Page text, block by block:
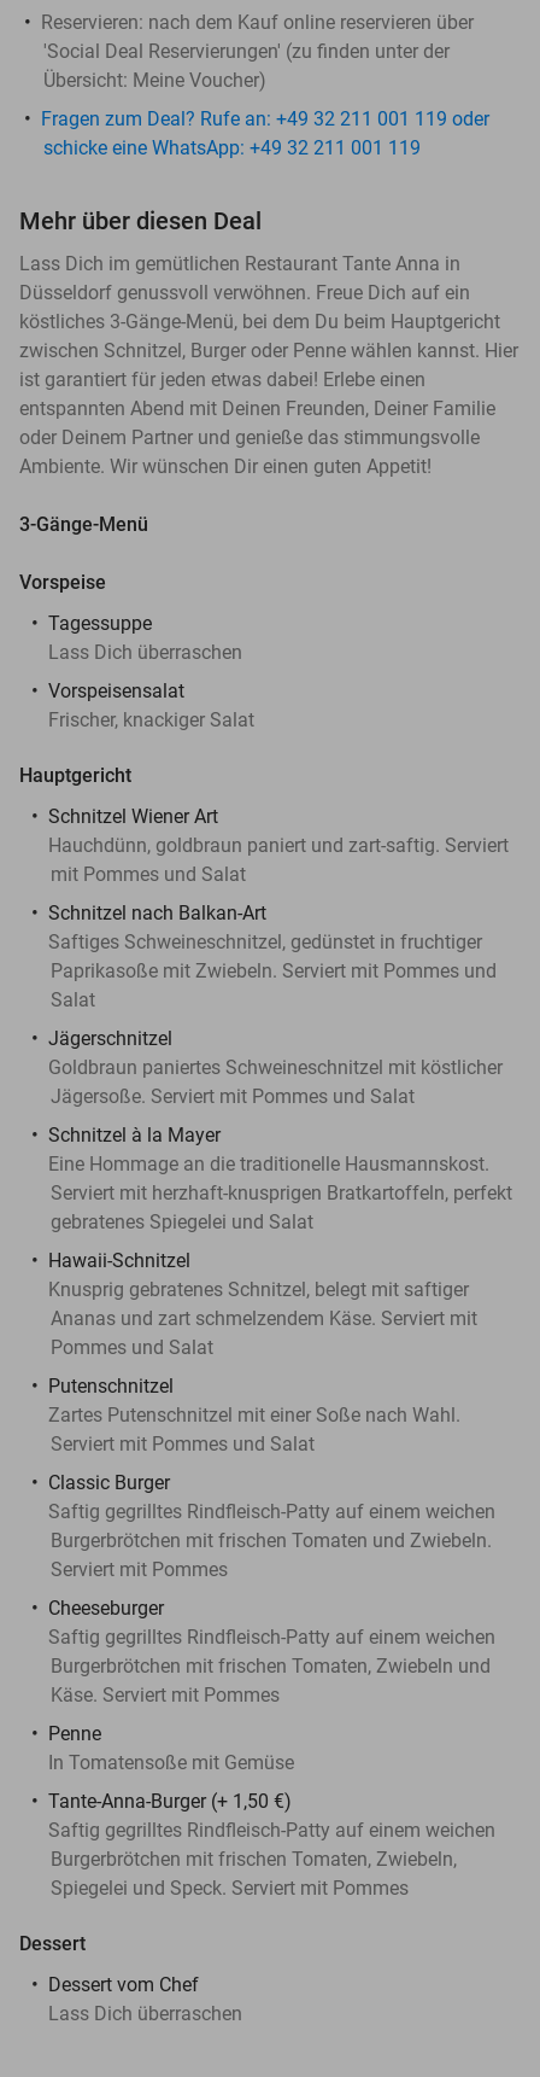
Reservieren: nach dem Kauf online reservieren über
'Social Deal Reservierungen' (zu finden unter der
Übersicht: Meine Voucher)
Fragen zum Deal? Rufe an: +49 32 211 001 119 oder
schicke eine WhatsApp: +49 32 211 001 119
Mehr über diesen Deal
Lass Dich im gemütlichen Restaurant Tante Anna in
Düsseldorf genussvoll verwöhnen. Freue Dich auf ein
köstliches 3-Gänge-Menü, bei dem Du beim Hauptgericht
zwischen Schnitzel, Burger oder Penne wählen kannst. Hier
ist garantiert für jeden etwas dabei! Erlebe einen
entspannten Abend mit Deinen Freunden, Deiner Familie
oder Deinem Partner und genieße das stimmungsvolle
Ambiente. Wir wünschen Dir einen guten Appetit!
3-Gänge-Menü
Vorspeise
Tagessuppe
Lass Dich überraschen
Vorspeisensalat
Frischer, knackiger Salat
Hauptgericht
Schnitzel Wiener Art
Hauchdünn, goldbraun paniert und zart-saftig. Serviert
mit Pommes und Salat
Schnitzel nach Balkan-Art
Saftiges Schweineschnitzel, gedünstet in fruchtiger
Paprikasoße mit Zwiebeln. Serviert mit Pommes und
Salat
Jägerschnitzel
Goldbraun paniertes Schweineschnitzel mit köstlicher
Jägersoße. Serviert mit Pommes und Salat
Schnitzel à la Mayer
Eine Hommage an die traditionelle Hausmannskost.
Serviert mit herzhaft-knusprigen Bratkartoffeln, perfekt
gebratenes Spiegelei und Salat
Hawaii-Schnitzel
Knusprig gebratenes Schnitzel, belegt mit saftiger
Ananas und zart schmelzendem Käse. Serviert mit
Pommes und Salat
Putenschnitzel
Zartes Putenschnitzel mit einer Soße nach Wahl.
Serviert mit Pommes und Salat
Classic Burger
Saftig gegrilltes Rindfleisch-Patty auf einem weichen
Burgerbrötchen mit frischen Tomaten und Zwiebeln.
Serviert mit Pommes
Cheeseburger
Saftig gegrilltes Rindfleisch-Patty auf einem weichen
Burgerbrötchen mit frischen Tomaten, Zwiebeln und
Käse. Serviert mit Pommes
Penne
In Tomatensoße mit Gemüse
Tante-Anna-Burger (+ 1,50 €)
Saftig gegrilltes Rindfleisch-Patty auf einem weichen
Burgerbrötchen mit frischen Tomaten, Zwiebeln,
Spiegelei und Speck. Serviert mit Pommes
Dessert
Dessert vom Chef
Lass Dich überraschen